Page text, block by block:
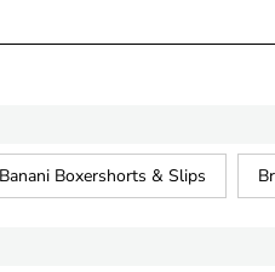
Boxershorts & Slips